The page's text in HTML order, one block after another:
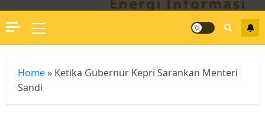
Primary
Menu
Home » Ketika Gubernur Kepri Sarankan Menteri
Sandi